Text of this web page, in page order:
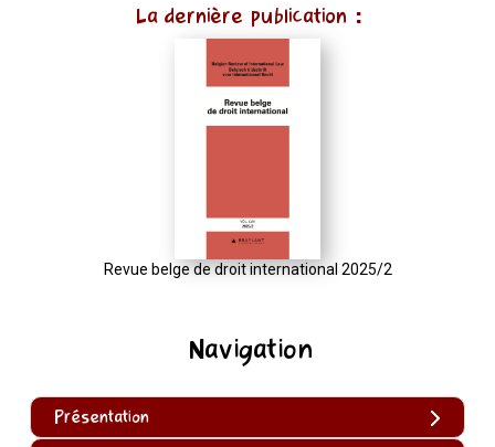
Navigation
Présentation
La dernière publication :
Revue belge de droit international 2025/2